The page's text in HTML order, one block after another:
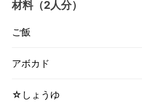
材料（2人分）
ご飯
アボカド
☆しょうゆ